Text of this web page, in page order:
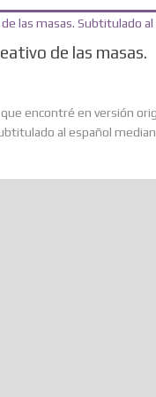
de las masas.
encontré en versión
al español